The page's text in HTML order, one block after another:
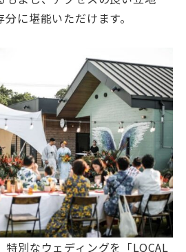
に堪能いただけます。
別なウェディングを「LOCAL